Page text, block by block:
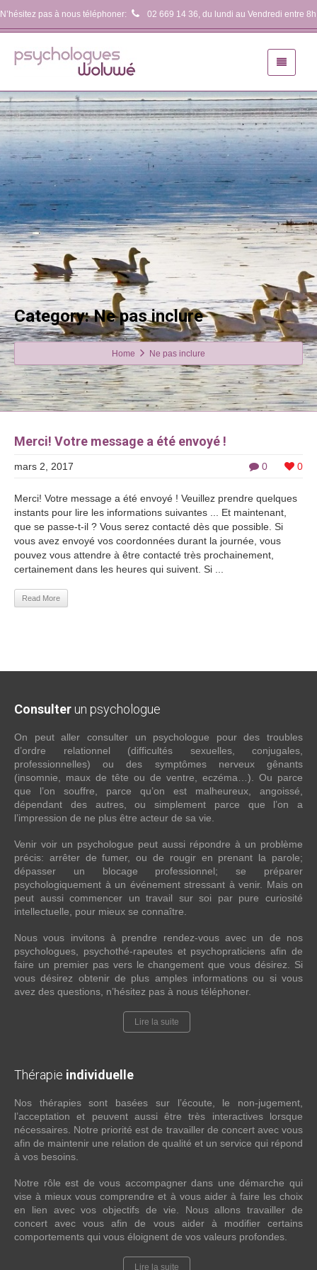
N’hésitez pas à nous téléphoner: 02 669 14 36, du lundi au Vendredi entre
Category: Ne pas inclure
Home Ne pas inclure
Merci! Votre message a été envoyé !
0 0
mars 2, 2017
Merci! Votre message a été envoyé ! Veuillez prendre quelques
instants pour lire les informations suivantes ... Et maintenant,
que se passe-t-il ? Vous serez contacté dès que possible. Si
vous avez envoyé vos coordonnées durant la journée, vous
pouvez vous attendre à être contacté très prochainement,
certainement dans les heures qui suivent. Si ...
Read More
Consulter un psychologue
On peut aller consulter un psychologue pour des troubles
d’ordre relationnel (difficultés sexuelles, conjugales,
professionnelles) ou des symptômes nerveux gênants
(insomnie, maux de tête ou de ventre, eczéma…). Ou parce
que l’on souffre, parce qu’on est malheureux, angoissé,
dépendant des autres, ou simplement parce que l’on a
l’impression de ne plus être acteur de sa vie.
Venir voir un psychologue peut aussi répondre à un problème
précis: arrêter de fumer, ou de rougir en prenant la parole;
dépasser un blocage professionnel; se préparer
psychologiquement à un événement stressant à venir. Mais on
peut aussi commencer un travail sur soi par pure curiosité
intellectuelle, pour mieux se connaître.
Nous vous invitons à prendre rendez-vous avec un de nos
psychologues, psychothé-rapeutes et psychopraticiens afin de
faire un premier pas vers le changement que vous désirez. Si
vous désirez obtenir de plus amples informations ou si vous
avez des questions, n’hésitez pas à nous téléphoner.
Lire la suite
Thérapie individuelle
Nos thérapies sont basées sur l’écoute, le non-jugement,
l’acceptation et peuvent aussi être très interactives lorsque
nécessaires. Notre priorité est de travailler de concert avec vous
afin de maintenir une relation de qualité et un service qui répond
à vos besoins.
Notre rôle est de vous accompagner dans une démarche qui
vise à mieux vous comprendre et à vous aider à faire les choix
en lien avec vos objectifs de vie. Nous allons travailler de
concert avec vous afin de vous aider à modifier certains
comportements qui vous éloignent de vos valeurs profondes.
Lire la suite